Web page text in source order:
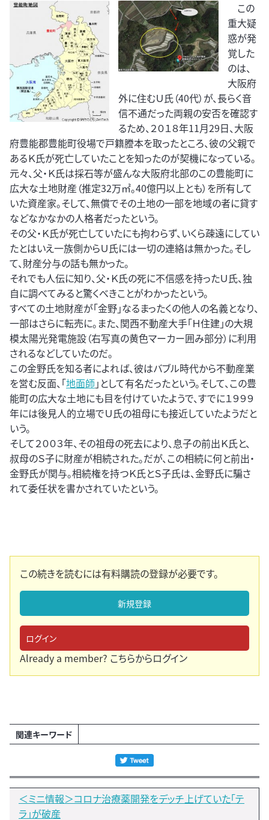
この
重大疑
惑が発
覚した
のは、
大阪府
外に住むＵ氏（40代）が、長らく音
信不通だった両親の安否を確認す
るため、２０１８年11月29日、大阪
府豊能郡豊能町役場で戸籍謄本を取ったところ、彼の父親で
あるＫ氏が死亡していたことを知ったのが契機になっている。
元々、父・Ｋ氏は採石等が盛んな大阪府北部のこの豊能町に
広大な土地財産（推定32万㎡。40億円以上とも）を所有して
いた資産家。そして、無償でその土地の一部を地域の者に貸す
などなかなかの人格者だったという。
その父・Ｋ氏が死亡していたにも拘わらず、いくら疎遠にしてい
たとはいえ一族側からＵ氏には一切の連絡は無かった。そし
て、財産分与の話も無かった。
それでも人伝に知り、父・Ｋ氏の死に不信感を持ったＵ氏、独
自に調べてみると驚くべきことがわかったという。
すべての土地財産が「金野」なるまったくの他人の名義となり、
一部はさらに転売に。また、関西不動産大手「Ｈ住建」の大規
模太陽光発電施設（右写真の黄色マーカー囲み部分）に利用
されるなどしていたのだ。
この金野氏を知る者によれば、彼はバブル時代から不動産業
を営む反面、「地面師」として有名だったという。そして、この豊
能町の広大な土地にも目を付けていたようで、すでに１９９９
年には後見人的立場でＵ氏の祖母にも接近していたようだと
いう。
そして２００３年、その祖母の死去により、息子の前出Ｋ氏と、
叔母のＳ子に財産が相続された。だが、この相続に何と前出・
金野氏が関与。相続権を持つＫ氏とＳ子氏は、金野氏に騙さ
れて委任状を書かされていたという。
この続きを読むには有料購読の登録が必要です。
新規登録
ログイン
Already a member? こちらからログイン
関連キーワード
＜ミニ情報＞コロナ治療薬開発をデッチ上げていた「テ
ラ」が破産